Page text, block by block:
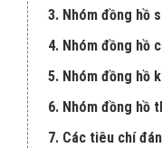
3. Nhóm đồng hồ
4. Nhóm đồng hồ
5. Nhóm đồng hồ
6. Nhóm đồng hồ
7. Các tiêu chí